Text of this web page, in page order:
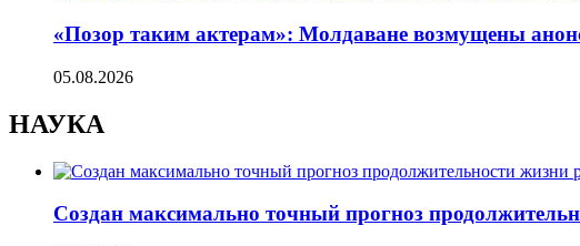
«Позор таким актерам»: Молдаване возмущены
05.08.2026
НАУКА
Создан максимально точный прогноз